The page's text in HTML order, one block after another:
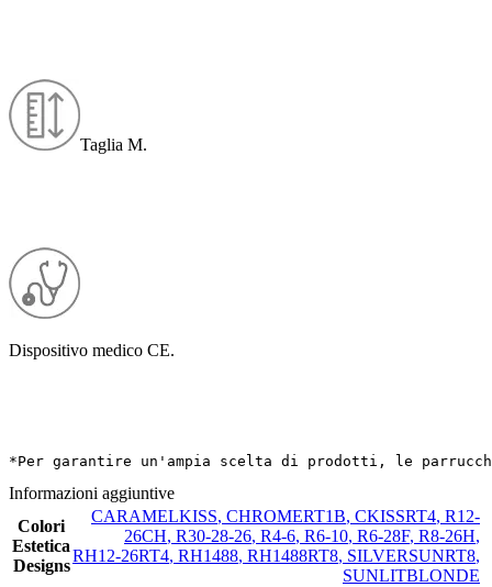
Taglia M.
Dispositivo medico CE.
*Per garantire un'ampia scelta di prodotti, le
Informazioni aggiuntive
Colori
Estetica
Designs
CARAMELKISS, CHROMERT1B, CKISSRT4, R12-
26CH, R30-28-26, R4-6, R6-10, R6-28F, R8-26H,
RH12-26RT4, RH1488, RH1488RT8, SILVERSUNRT8,
SUNLITBLONDE